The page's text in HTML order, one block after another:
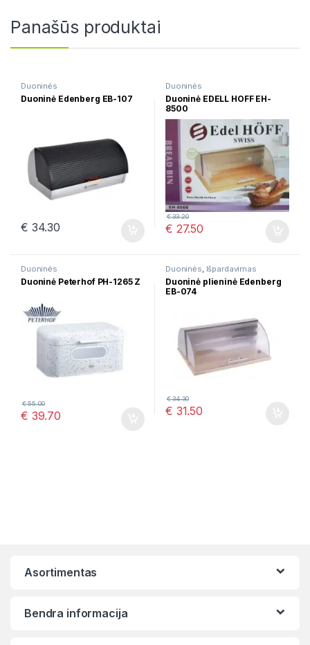
Panašūs produktai
Duoninės
Duoninė Edenberg EB-107
€ 34.30
Duoninės
Duoninė EDELL HOFF EH-
8500
€ 27.50
€33.20
Duoninės
Duoninė Peterhof PH-1265 Z
€ 39.70
€55.00
Duoninės, Išpardavimas
Duoninė plieninė Edenberg
EB-074
€ 31.50
€34.30
Asortimentas
Bendra informacija